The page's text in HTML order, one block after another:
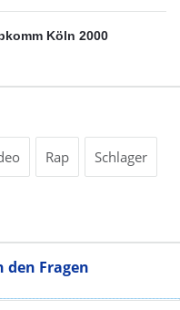
Köln 2000
Rap Schlager
den Fragen